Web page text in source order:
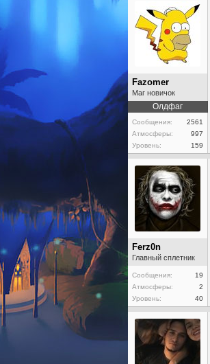
Fazomer
Маг новичок
Олдфаг
Сообщения:
2561
Атмосферы:
997
Уровень:
159
Ferz0n
Главный сплетник
Сообщения:
19
Атмосферы:
2
Уровень:
40